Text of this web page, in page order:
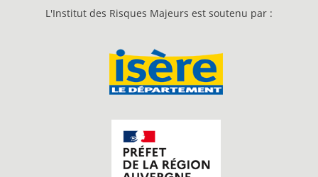
L'Institut des Risques Majeurs est soutenu par :